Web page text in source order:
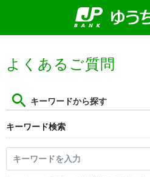
よくあるご質問
キーワードから探す
キーワード検索